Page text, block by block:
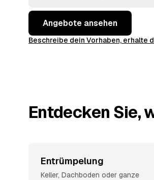
Angebote ansehen
Beschreibe dein Vorhaben, erhalte
Entdecken Sie,
Entrümpelung
Keller, Dachboden oder ganze